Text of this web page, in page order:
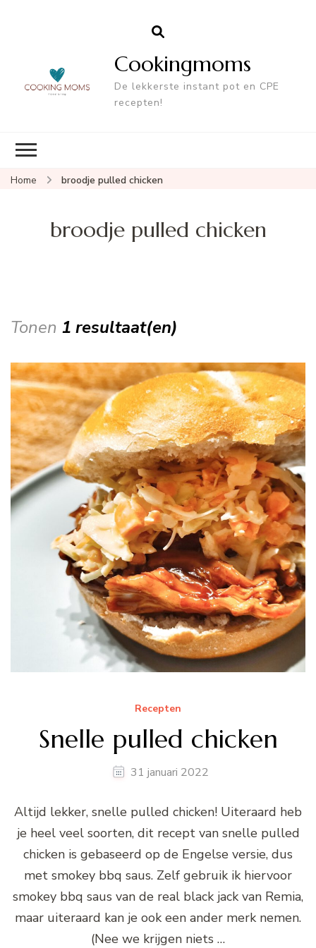
Cookingmoms
De lekkerste instant pot en CPE
recepten!
Home broodje pulled chicken
broodje pulled chicken
Tonen 1 resultaat(en)
Recepten
Snelle pulled chicken
31 januari 2022
Altijd lekker, snelle pulled chicken! Uiteraard heb
je heel veel soorten, dit recept van snelle pulled
chicken is gebaseerd op de Engelse versie, dus
met smokey bbq saus. Zelf gebruik ik hiervoor
smokey bbq saus van de real black jack van Remia,
maar uiteraard kan je ook een ander merk nemen.
(Nee we krijgen niets …